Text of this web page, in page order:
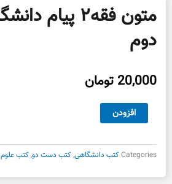
متون فقه۲
دوم
20,000 تومان
فقه۲
دانشگاهی
دست
دوم
افزودن
Categoriesکتب دانشگاهی,کتب دست دو,کتب